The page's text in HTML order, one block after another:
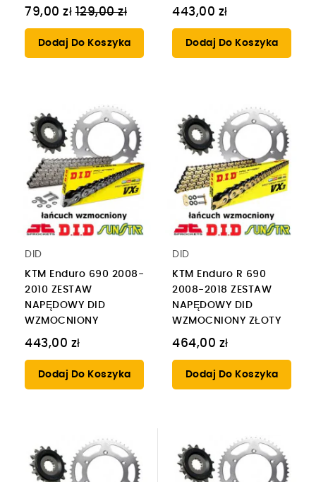
79,00 zł Cena
regularna
129,00 zł
Dodaj Do Koszyka
443,00 zł
Dodaj Do Koszyka
DID
KTM Enduro 690 2008-
2010 ZESTAW
NAPĘDOWY DID
WZMOCNIONY
443,00 zł
Dodaj Do Koszyka
DID
KTM Enduro R 690
2008-2018 ZESTAW
NAPĘDOWY DID
WZMOCNIONY ZŁOTY
464,00 zł
Dodaj Do Koszyka